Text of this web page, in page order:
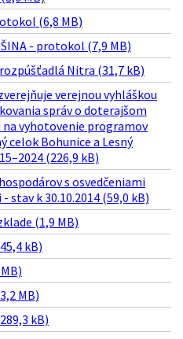
(6,8 MB)
- protokol (7,9 MB)
Nitra (31,7 kB)
verejnou vyhláškou
správ o doterajšom
na vyhotovenie programov
celok Bohunice a Lesný
(226,9 kB)
s osvedčeniami
k 30.10.2014 (59,0 kB)
(1,9 MB)
kB)
MB)
kB)